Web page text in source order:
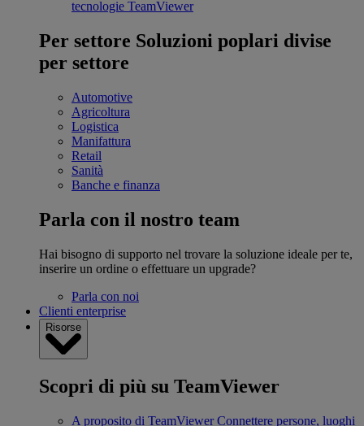
tecnologie TeamViewer
Per settore Soluzioni poplari divise
per settore
Automotive
Agricoltura
Logistica
Manifattura
Retail
Sanità
Banche e finanza
Parla con il nostro team
Hai bisogno di supporto nel trovare la soluzione ideale per te,
inserire un ordine o effettuare un upgrade?
Parla con noi
Clienti enterprise
Risorse
Scopri di più su TeamViewer
A proposito di TeamViewer Connettere persone, luoghi